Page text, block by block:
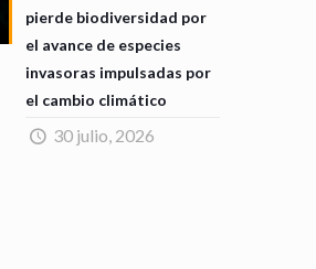
pierde biodiversidad por
el avance de especies
invasoras impulsadas por
el cambio climático
30 julio, 2026